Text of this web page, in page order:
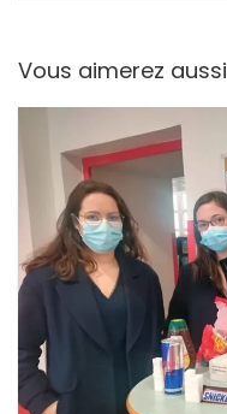
Vous aimerez aussi